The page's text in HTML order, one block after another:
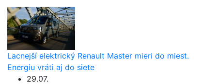
Lacnejší elektrický Renault Master mieri do miest.
Energiu vráti aj do siete
29.07.